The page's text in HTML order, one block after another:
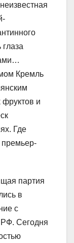
Кремль
и
Где
премьер-
партия
в
с
Сегодня